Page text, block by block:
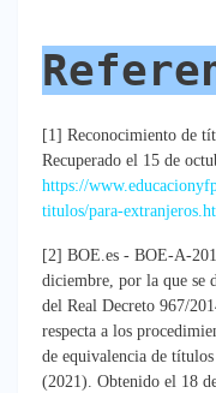
[1] Reconocimiento de
Recuperado el 15 de
https://
titulos/para-
[2] BOE.es - BOE-A-
diciembre, por la que se
del Real Decreto 967/
respecta a los
de equivalencia de
(2021). Obtenido el 18